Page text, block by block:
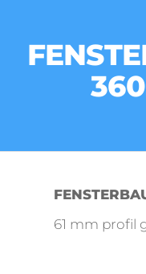
61 mm profil